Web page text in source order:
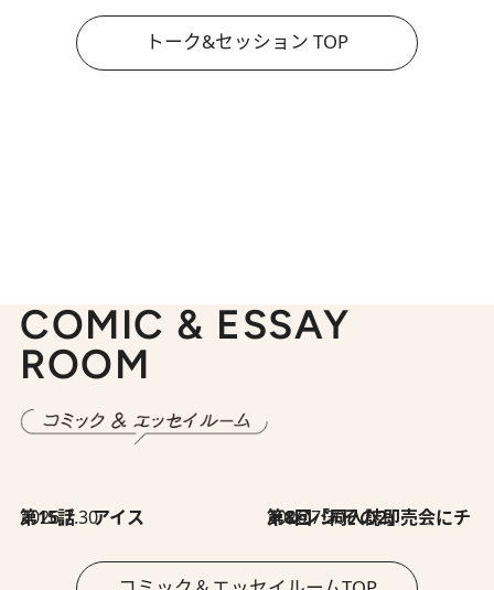
トーク&セッション TOP
COMIC & ESSAY
ROOM
2026.7.30
第15話 アイス 2026.7.30
第8回「同人誌即売会にチャレンジ その2」